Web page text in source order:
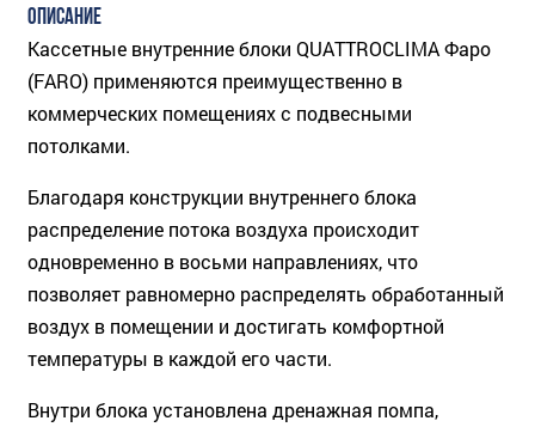
ОПИСАНИЕ
Кассетные внутренние блоки QUATTROCLIMA Фаро
(FARO) применяются преимущественно в
коммерческих помещениях с подвесными
потолками.
Благодаря конструкции внутреннего блока
распределение потока воздуха происходит
одновременно в восьми направлениях, что
позволяет равномерно распределять обработанный
воздух в помещении и достигать комфортной
температуры в каждой его части.
Внутри блока установлена дренажная помпа,